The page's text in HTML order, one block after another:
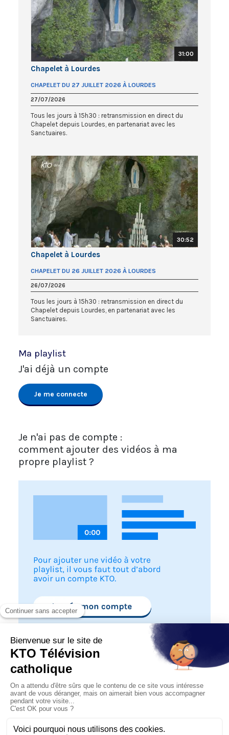
31:00
Chapelet à Lourdes
CHAPELET DU 27 JUILLET 2026 À LOURDES
27/07/2026
Tous les jours à 15h30 : retransmission en direct du
Chapelet depuis Lourdes, en partenariat avec les
Sanctuaires.
30:52
Chapelet à Lourdes
CHAPELET DU 26 JUILLET 2026 À LOURDES
26/07/2026
Tous les jours à 15h30 : retransmission en direct du
Chapelet depuis Lourdes, en partenariat avec les
Sanctuaires.
Ma playlist
J'ai déjà un compte
Je me connecte
Je n'ai pas de compte :
comment ajouter des vidéos à ma
propre playlist ?